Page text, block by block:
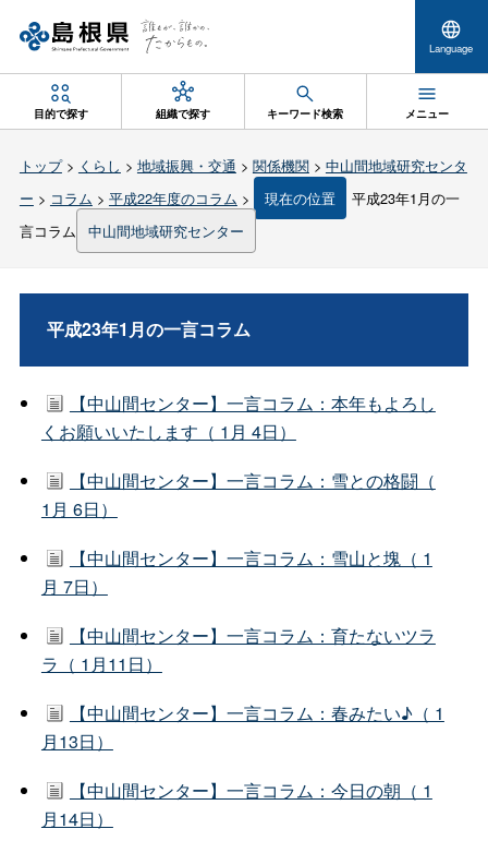
Language
目的で探す 組織で探す キーワード検索 メニュー
トップ> くらし > 地域振興・交通 > 関係機関> 中山間地域研究センタ
ー > コラム > 平成22年度のコラム > 現在の位置
平成23年1月の一
言コラム
中山間地域研究センター
平成23年1月の一言コラム
【中山間センター】一言コラム：本年もよろし
くお願いいたします（ 1月 4日）
【中山間センター】一言コラム：雪との格闘（
1月 6日）
【中山間センター】一言コラム：雪山と塊（ 1
月 7日）
【中山間センター】一言コラム：育たないツラ
ラ（ 1月11日）
【中山間センター】一言コラム：春みたい♪（ 1
月13日）
【中山間センター】一言コラム：今日の朝（ 1
月14日）